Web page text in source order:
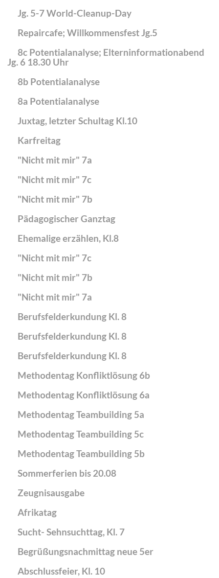
Jg. 5-7 World-Cleanup-Day
Repaircafe; Willkommensfest Jg.5
8c Potentialanalyse; Elterninformationabend
Jg. 6 18.30 Uhr
8b Potentialanalyse
8a Potentialanalyse
Juxtag, letzter Schultag Kl.10
Karfreitag
"Nicht mit mir" 7a
"Nicht mit mir" 7c
"Nicht mit mir" 7b
Pädagogischer Ganztag
Ehemalige erzählen, Kl.8
"Nicht mit mir" 7c
"Nicht mit mir" 7b
"Nicht mit mir" 7a
Berufsfelderkundung Kl. 8
Berufsfelderkundung Kl. 8
Berufsfelderkundung Kl. 8
Methodentag Konfliktlösung 6b
Methodentag Konfliktlösung 6a
Methodentag Teambuilding 5a
Methodentag Teambuilding 5c
Methodentag Teambuilding 5b
Sommerferien bis 20.08
Zeugnisausgabe
Afrikatag
Sucht- Sehnsuchttag, Kl. 7
Begrüßungsnachmittag neue 5er
Abschlussfeier, Kl. 10